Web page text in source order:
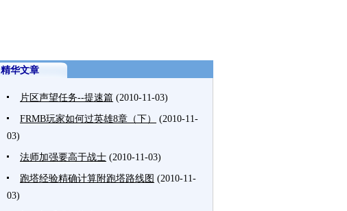
精华文章
片区声望任务--提速篇 (2010-11-03)
FRMB玩家如何过英雄8章（下）
(2010-11-
03)
法师加强要高于战士 (2010-11-03)
跑塔经验精确计算附跑塔路线图 (2010-11-
03)